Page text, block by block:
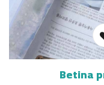
Betina